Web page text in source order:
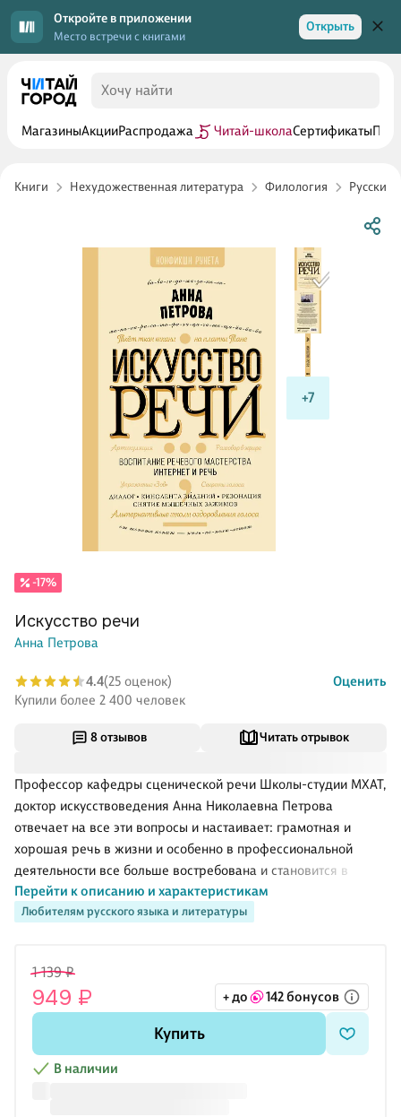
Откройте в приложении
Место встречи с книгами
Открыть
МагазиныАкцииРаспродажа Читай-школаСертификаты
Книги Нехудожественная литература Филология Русский
+7
8 отзывов Читать отрывок
Любителям русского языка и литературы
Профессор кафедры сценической речи Школы-студии МХАТ,
доктор искусствоведения Анна Николаевна Петрова
отвечает на все эти вопросы и настаивает: грамотная и
хорошая речь в жизни и особенно в профессиональной
деятельности все больше востребована и становится в
последние годы категорией статусной. Недаром многие
публичные люди – политики, бизнесмены, журналисты,
Хорошая речь всегда будет атрибутом любого
образованного человека, поможет человеку утвердиться в
обществе, воздействовать на «разум, страсти и волю других
людей», стать обладателем престижной работы, обрести
достойный круг общения.
Перейти к описанию и характеристикам
-17%
Искусство речи
Анна Петрова
4.4(25 оценок)
Оценить
Купили более 2 400 человек
1 139 ₽
949 ₽ + до 142 бонусов
Купить
В наличии